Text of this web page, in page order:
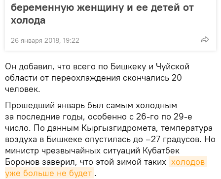
беременную женщину и ее детей от
холода
26 января 2018, 19:22
Он добавил, что всего по Бишкеку и Чуйской
области от переохлаждения скончались 20
человек.
Прошедший январь был самым холодным
за последние годы, особенно с 26-го по 29-е
число. По данным Кыргызгидромета, температура
воздуха в Бишкеке опустилась до –27 градусов. Но
министр чрезвычайных ситуаций Кубатбек
Боронов заверил, что этой зимой таких холодов
уже больше не будет .